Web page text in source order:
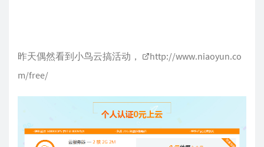
昨天偶然看到小鸟云搞活动，
http://www.niaoyun.co
m/free/